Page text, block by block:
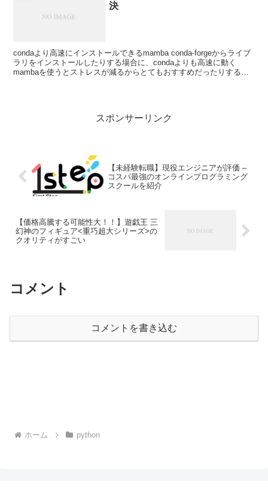
決
condaより高速にインストールできるmamba conda-forgeからライブ
ラリをインストールしたりする場合に、condaよりも高速に動く
mambaを使うとストレスが減るからとてもおすすめだったりする。
スポンサーリンク
【未経験転職】現役エンジニアが評価 –
コスパ最強のオンラインプログラミング
スクールを紹介
【価格高騰する可能性大！！】遊戯王 三
幻神のフィギュア<重巧超大シリーズ>の
クオリティがすごい
コメント
コメントを書き込む
ホーム python